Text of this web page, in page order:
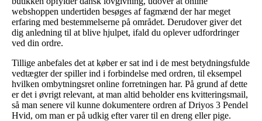
webshoppen undertiden besøges af fagmænd der har meget
erfaring med bestemmelserne på området. Derudover giver det
dig anledning til at blive hjulpet, ifald du oplever udfordringer
ved din ordre.
Tillige anbefales det at køber er sat ind i de mest betydningsfulde
vedtægter der spiller ind i forbindelse med ordren, til eksempel
hvilken ombytningsret online forretningen har. På grund af dette
er det i øvrigt relevant, at man altid beholder ens kvitteringsmail,
så man senere vil kunne dokumentere ordren af Driyos 3 Pendel
Hvid, om man er på udkig efter varer til en dreng eller pige.